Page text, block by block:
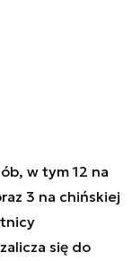
w tym 12 na
3 na chińskiej
się do